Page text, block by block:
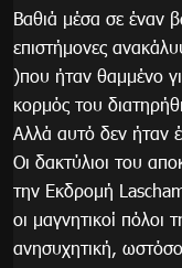
Βαθιά μέσα σε έναν
επιστήμονες
)που ήταν θαμμένο
κορμός του
Αλλά αυτό δεν ήταν
Οι δακτύλιοι του
την Εκδρομή
οι μαγνητικοί πόλοι
ανησυχητική,